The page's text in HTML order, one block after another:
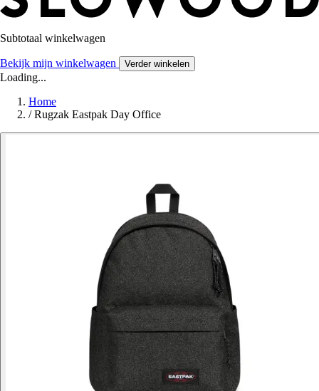
Subtotaal winkelwagen
Bekijk mijn winkelwagen Verder winkelen
Loading...
Home
/ Rugzak Eastpak Day Office